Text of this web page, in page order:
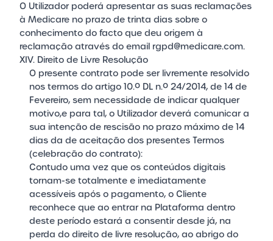
O Utilizador poderá apresentar as suas reclamações
à Medicare no prazo de trinta dias sobre o
conhecimento do facto que deu origem à
reclamação através do email rgpd@medicare.com.
XIV. Direito de Livre Resolução
O presente contrato pode ser livremente resolvido
nos termos do artigo 10.º DL n.º 24/2014, de 14 de
Fevereiro, sem necessidade de indicar qualquer
motivo,e para tal, o Utilizador deverá comunicar a
sua intenção de rescisão no prazo máximo de 14
dias da de aceitação dos presentes Termos
(celebração do contrato):
Contudo uma vez que os conteúdos digitais
tornam-se totalmente e imediatamente
acessíveis após o pagamento, o Cliente
reconhece que ao entrar na Plataforma dentro
deste período estará a consentir desde já, na
perda do direito de livre resolução, ao abrigo do